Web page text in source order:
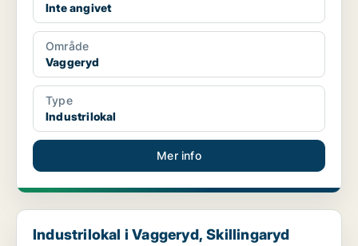
Inte angivet
Område
Vaggeryd
Type
Industrilokal
Mer info
Industrilokal i Vaggeryd, Skillingaryd
Industrilokal i Vaggeryd, Skillingaryd